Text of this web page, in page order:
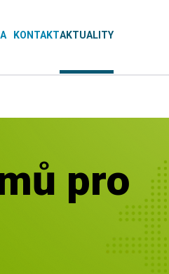
KONTAKTAKTUALITY
pro